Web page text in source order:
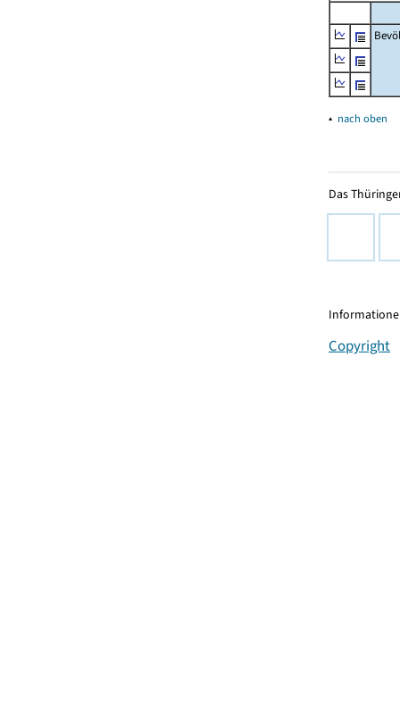
▴ nach oben
Das
Copyright